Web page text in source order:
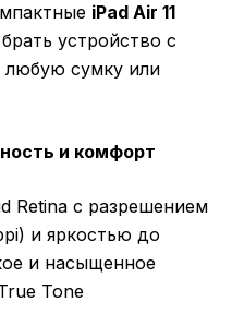
iPad Air 11
устройство с
любую сумку или
и комфорт
Retina с разрешением
и яркостью до
и насыщенное
Tone